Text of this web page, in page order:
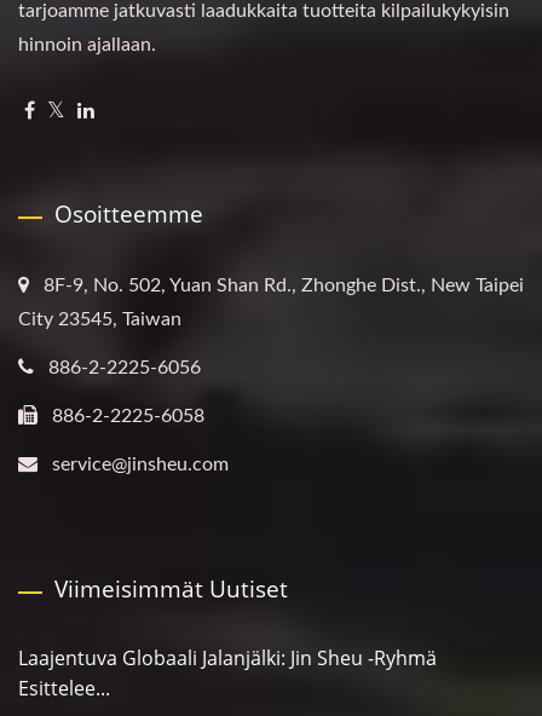
tarjoamme jatkuvasti laadukkaita tuotteita kilpailukykyisin
hinnoin ajallaan.
Osoitteemme
8F-9, No. 502, Yuan Shan Rd., Zhonghe Dist., New Taipei
City 23545, Taiwan
886-2-2225-6056
886-2-2225-6058
service@jinsheu.com
Viimeisimmät Uutiset
Laajentuva Globaali Jalanjälki: Jin Sheu -ryhmä
Esittelee...